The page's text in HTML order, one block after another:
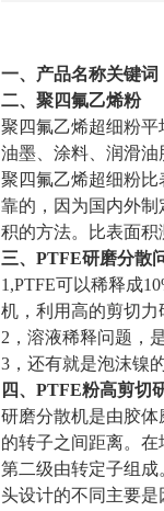
一、产品名称关键
二、聚四氟乙烯粉
聚四氟乙烯超细粉平
油墨、涂料、润滑
聚四氟乙烯超细粉
靠的，因为国内外制
积的方法。比表面
三、PTFE研磨分散
1,PTFE可以稀释成
机，利用高的剪切
2，溶液稀释问题，
3，还有就是泡沫镍
四、PTFE粉高剪切
研磨分散机是由胶
的转子之间距离。
第二级由转定子组
头设计的不同主要